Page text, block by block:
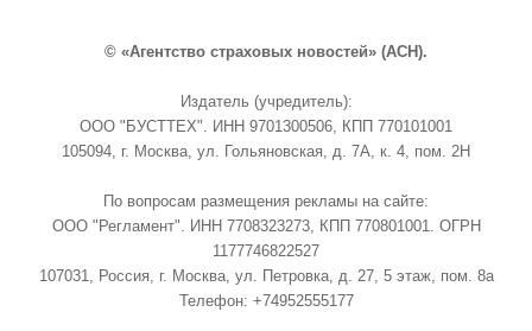
© «Агентство страховых новостей» (АСН).
Издатель (учредитель):
ООО "БУСТТЕХ". ИНН 9701300506, КПП 770101001
105094, г. Москва, ул. Гольяновская, д. 7А, к. 4, пом. 2Н
По вопросам размещения рекламы на сайте:
ООО "Регламент". ИНН 7708323273, КПП 770801001. ОГРН
1177746822527
107031, Россия, г. Москва, ул. Петровка, д. 27, 5 этаж, пом. 8а
Телефон: +74952555177